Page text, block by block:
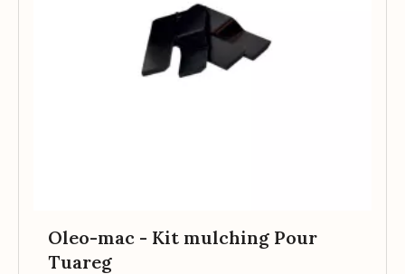
Oleo-mac - Kit mulching Pour
Tuareg